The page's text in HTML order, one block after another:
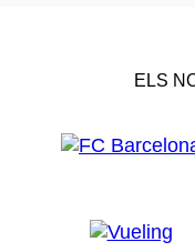
ELS